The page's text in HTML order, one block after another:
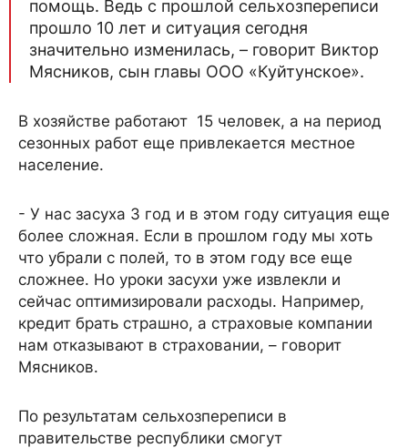
помощь. Ведь с прошлой сельхозпереписи
прошло 10 лет и ситуация сегодня
значительно изменилась, – говорит Виктор
Мясников, сын главы ООО «Куйтунское».
В хозяйстве работают 15 человек, а на период
сезонных работ еще привлекается местное
население.
- У нас засуха 3 год и в этом году ситуация еще
более сложная. Если в прошлом году мы хоть
что убрали с полей, то в этом году все еще
сложнее. Но уроки засухи уже извлекли и
сейчас оптимизировали расходы. Например,
кредит брать страшно, а страховые компании
нам отказывают в страховании, – говорит
Мясников.
По результатам сельхозпереписи в
правительстве республики смогут